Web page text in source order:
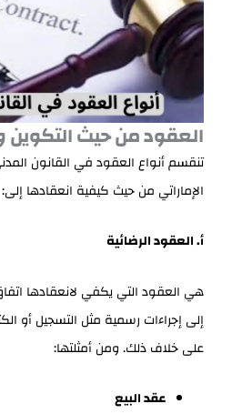
العقود من حيث التكوين
تنقسم أنواع العقود في القانون
الإماراتي من حيث كيفية انعقادها إلى:
أ. العقود الرضائية
هي العقود التي يكفي لانعقادها
إلى إجراءات رسمية مثل التسجيل أو
على خلاف ذلك. ومن أمثلتها:
عقد البيع